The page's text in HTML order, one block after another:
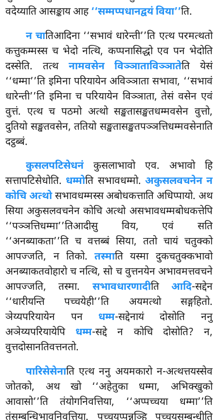
वदेय्याति आसङ्काय आह‘‘सम्मप्पधानद्वयं विया’’ति.
न चातिआदिना ‘‘सभावं धारेन्ती’’ति एत्थ परमत्थतो
कत्तुकम्मस्स च भेदो नत्थि, कप्पनासिद्धो एव पन भेदोति
दस्सेति. तत्थ नामवसेन विञ्ञाताविञ्ञातेति येसं
‘‘धम्मा’’ति इमिना परियायेन अविञ्ञाता सभावा, ‘‘सभावं
धारेन्ती’’ति इमिना च परियायेन विञ्ञाता, तेसं वसेन एवं
वुत्तं. एत्थ च पठमो अत्थो सङ्खतासङ्खतधम्मवसेन वुत्तो,
दुतियो सङ्खतवसेन, ततियो सङ्खतासङ्खतपञ्ञत्तिधम्मवसेनाति
दट्ठब्बं.
कुसलपटिसेधनंकुसलाभावो एव. अभावो हि
सत्तापटिसेधोति. धम्मोति सभावधम्मो. अकुसलवचनेन न
कोचि अत्थोसभावधम्मस्स अबोधकत्ताति अधिप्पायो. अथ
सिया अकुसलवचनेन कोचि अत्थो असभावधम्मबोधकत्तेपि
‘‘पञ्ञत्तिधम्मा’’तिआदीसु विय, एवं सति
‘‘अनब्याकता’’ति च वत्तब्बं सिया, ततो चायं चतुक्को
आपज्जति, न तिको.तस्माति यस्मा दुकचतुक्कभावो
अनब्याकतवोहारो च नत्थि, सो च वुत्तनयेन अभावमत्तवचने
आपज्जति, तस्मा. सभावधारणादीति आदि-सद्देन
‘‘धारीयन्ति पच्चयेही’’ति अयमत्थो सङ्गहितो.
ञेय्यपरियायेन पन धम्म-सद्देनायं दोसोति ननु
अञेय्यपरियायेपि धम्म-सद्दे न कोचि दोसोति? न,
वुत्तदोसानतिवत्तनतो.
पारिसेसेनाति एत्थ ननु अयमकारो न-अत्थत्तयस्सेव
जोतको, अथ खो ‘‘अहेतुका धम्मा, अभिक्खुको
आवासो’’ति तंयोगनिवत्तिया, ‘‘अप्पच्चया धम्मा’’ति